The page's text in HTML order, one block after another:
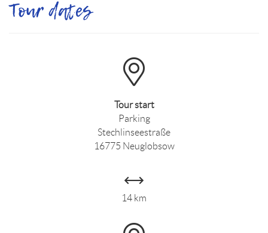
Tour dates
Tour start
Parking
Stechlinseestraße
16775 Neuglobsow
14 km